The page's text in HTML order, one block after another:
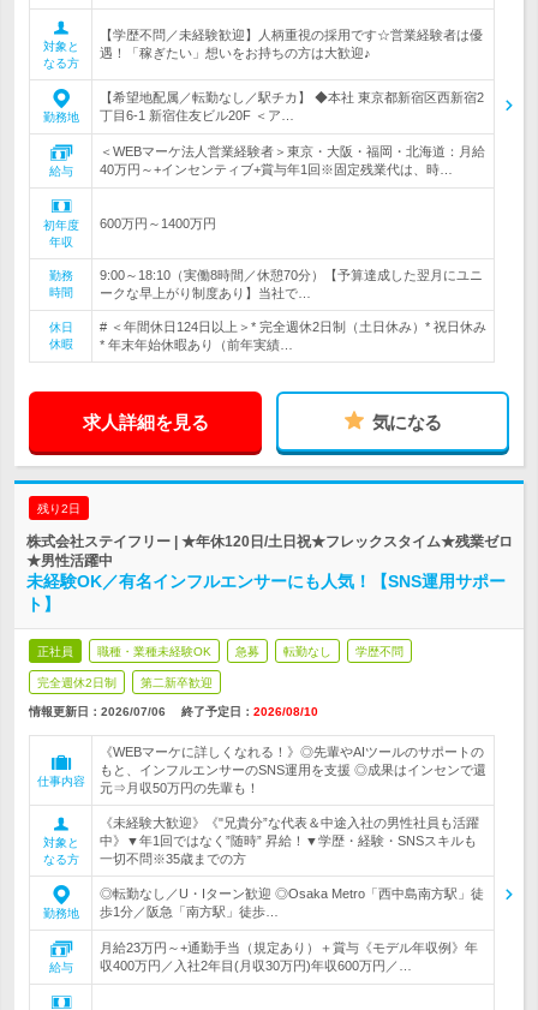
対象と
なる方
【学歴不問／未経験歓迎】人柄重視の採用です☆営業経験者は優
遇！「稼ぎたい」想いをお持ちの方は大歓迎♪
勤務地
【希望地配属／転勤なし／駅チカ】 ◆本社 東京都新宿区西新宿2
丁目6-1 新宿住友ビル20F ＜ア…
給与
＜WEBマーケ法人営業経験者＞東京・大阪・福岡・北海道：月給
40万円～+インセンティブ+賞与年1回※固定残業代は、時…
初年度
年収
600万円～1400万円
勤務
時間
9:00～18:10（実働8時間／休憩70分）【予算達成した翌月にユニ
ークな早上がり制度あり】当社で…
休日
休暇
# ＜年間休日124日以上＞* 完全週休2日制（土日休み）* 祝日休み
* 年末年始休暇あり（前年実績…
求人詳細を見る 気になる
残り2日
株式会社ステイフリー | ★年休120日/土日祝★フレックスタイム★残業ゼロ
★男性活躍中
未経験OK／有名インフルエンサーにも人気！【SNS運用サポー
ト】
正社員 職種・業種未経験OK 急募 転勤なし 学歴不問
完全週休2日制 第二新卒歓迎
情報更新日：2026/07/06 終了予定日： 2026/08/10
仕事内容
《WEBマーケに詳しくなれる！》◎先輩やAIツールのサポートの
もと、インフルエンサーのSNS運用を支援 ◎成果はインセンで還
元⇒月収50万円の先輩も！
対象と
なる方
《未経験大歓迎》《"兄貴分”な代表＆中途入社の男性社員も活躍
中》▼年1回ではなく”随時” 昇給！▼学歴・経験・SNSスキルも
一切不問※35歳までの方
勤務地
◎転勤なし／U・Iターン歓迎 ◎Osaka Metro「西中島南方駅」徒
歩1分／阪急「南方駅」徒歩…
給与
月給23万円～+通勤手当（規定あり）＋賞与《モデル年収例》年
収400万円／入社2年目(月収30万円)年収600万円／…